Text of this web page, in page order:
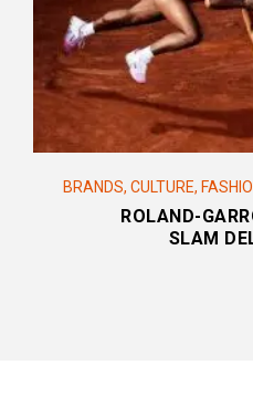
BRANDS, CULTURE,
ROLAND-
SLAM